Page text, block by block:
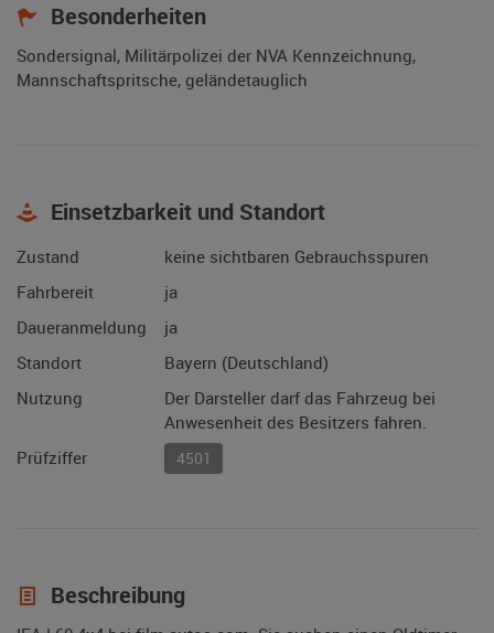
Besonderheiten
Sondersignal, Militärpolizei der NVA Kennzeichnung,
Mannschaftspritsche, geländetauglich
Einsetzbarkeit und Standort
Zustand
keine sichtbaren Gebrauchsspuren
Fahrbereit
ja
Daueranmeldung
ja
Standort
Bayern (Deutschland)
Nutzung
Der Darsteller darf das Fahrzeug bei
Anwesenheit des Besitzers fahren.
Prüfziffer
4501
Beschreibung